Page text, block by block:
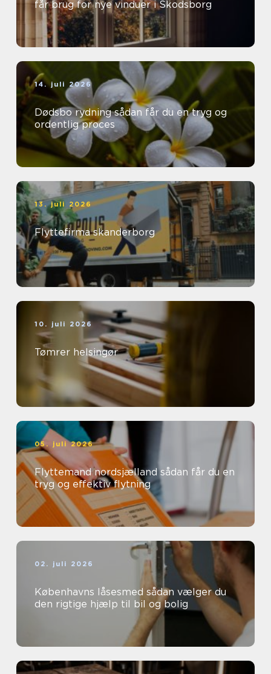
får brug for nye vinduer i Skodsborg
14. juli 2026
Dødsbo rydning sådan får du en tryg og
ordentlig proces
13. juli 2026
Flyttefirma skanderborg
10. juli 2026
Tømrer helsingør
05. juli 2026
Flyttemand nordsjælland sådan får du en
tryg og effektiv flytning
02. juli 2026
Københavns låsesmed sådan vælger du
den rigtige hjælp til bil og bolig